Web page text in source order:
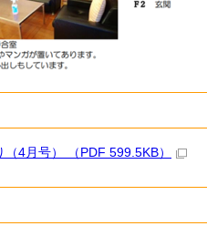
（4月号） （PDF 599.5KB）